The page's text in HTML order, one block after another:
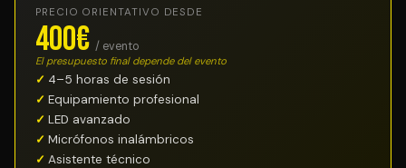
PRECIO ORIENTATIVO DESDE
400€ / evento
El presupuesto final depende del evento
4–5 horas de sesión
Equipamiento profesional
LED avanzado
Micrófonos inalámbricos
Asistente técnico